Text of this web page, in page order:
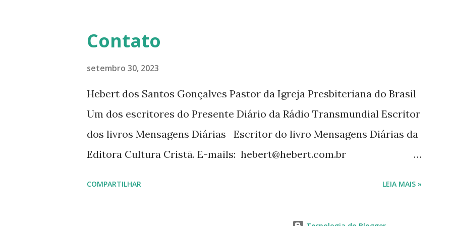
Contato
setembro 30, 2023
Hebert dos Santos Gonçalves Pastor da Igreja Presbiteriana do Brasil
Um dos escritores do Presente Diário da Rádio Transmundial Escritor
dos livros Mensagens Diárias Escritor do livro Mensagens Diárias da
Editora Cultura Cristã. E-mails: hebert@hebert.com.br
COMPARTILHAR LEIA MAIS »